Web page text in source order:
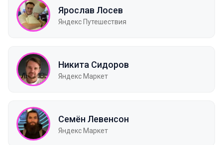
Ярослав Лосев
Яндекс Путешествия
Никита Сидоров
Яндекс Маркет
Семён Левенсон
Яндекс Маркет